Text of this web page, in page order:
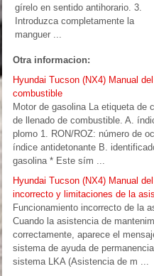
gírelo en sentido antihorario. 3.
Introduzca completamente la
manguer ...
Otra informacion:
Hyundai Tucson (NX4) Manual
combustible
Motor de gasolina La etiqueta de
de llenado de combustible. A.
plomo 1. RON/ROZ: número de
índice antidetonante B.
gasolina * Este sím ...
Hyundai Tucson (NX4) Manual
incorrecto y limitaciones de la
Funcionamiento incorrecto de la
Cuando la asistencia de
correctamente, aparece el
sistema de ayuda de
sistema LKA (Asistencia de m ...